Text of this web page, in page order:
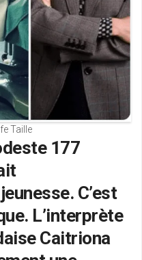
Taille
177
C’est
L’interprète
Caitriona